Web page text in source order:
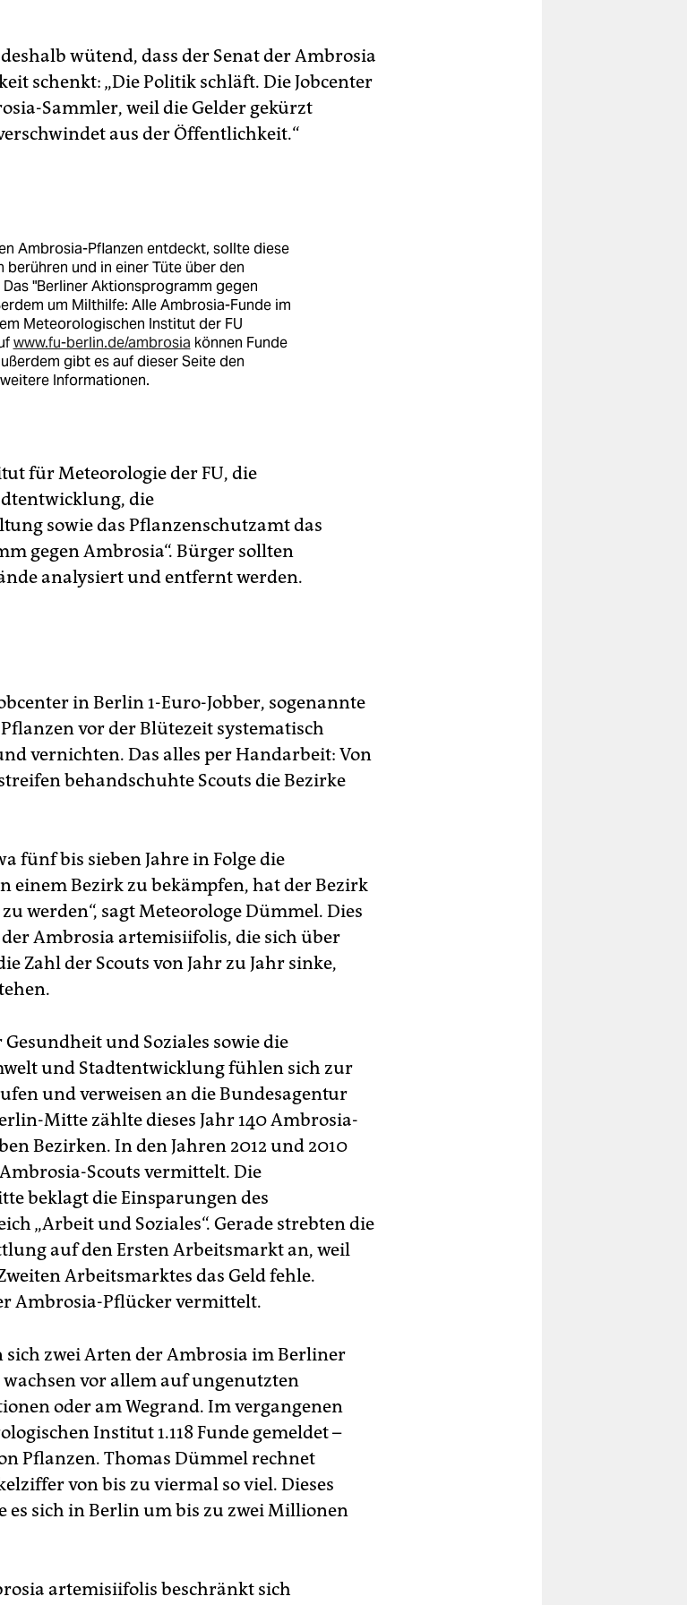
wütend, dass der Senat der Ambrosia
schenkt: „Die Politik schläft. Die Jobcenter
Sammler, weil die Gelder gekürzt
aus der Öffentlichkeit.“
Ambrosia-Pflanzen entdeckt, sollte diese
berühren und in einer Tüte über den
"Berliner Aktionsprogramm gegen
um Milthilfe: Alle Ambrosia-Funde im
Meteorologischen Institut der FU
www.fu-berlin.de/ambrosia können Funde
gibt es auf dieser Seite den
Informationen.
für Meteorologie der FU, die
die
sowie das Pflanzenschutzamt das
gegen Ambrosia“. Bürger sollten
analysiert und entfernt werden.
in Berlin 1-Euro-Jobber, sogenannte
vor der Blütezeit systematisch
vernichten. Das alles per Handarbeit: Von
behandschuhte Scouts die Bezirke
fünf bis sieben Jahre in Folge die
einem Bezirk zu bekämpfen, hat der Bezirk
werden“, sagt Meteorologe Dümmel. Dies
Ambrosia artemisiifolis, die sich über
Zahl der Scouts von Jahr zu Jahr sinke,
und Soziales sowie die
und Stadtentwicklung fühlen sich zur
und verweisen an die Bundesagentur
Mitte zählte dieses Jahr 140 Ambrosia-
Bezirken. In den Jahren 2012 und 2010
Scouts vermittelt. Die
beklagt die Einsparungen des
„Arbeit und Soziales“. Gerade strebten die
auf den Ersten Arbeitsmarkt an, weil
Arbeitsmarktes das Geld fehle.
Ambrosia-Pflücker vermittelt.
sich zwei Arten der Ambrosia im Berliner
vor allem auf ungenutzten
oder am Wegrand. Im vergangenen
Institut 1.118 Funde gemeldet –
Pflanzen. Thomas Dümmel rechnet
von bis zu viermal so viel. Dieses
es sich in Berlin um bis zu zwei Millionen
artemisiifolis beschränkt sich